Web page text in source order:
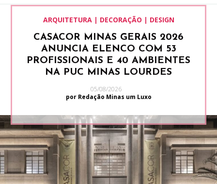
ARQUITETURA | DECORAÇÃO | DESIGN
CASACOR MINAS GERAIS 2026
ANUNCIA ELENCO COM 53
PROFISSIONAIS E 40 AMBIENTES
NA PUC MINAS LOURDES
05/08/2026
por Redação Minas um Luxo